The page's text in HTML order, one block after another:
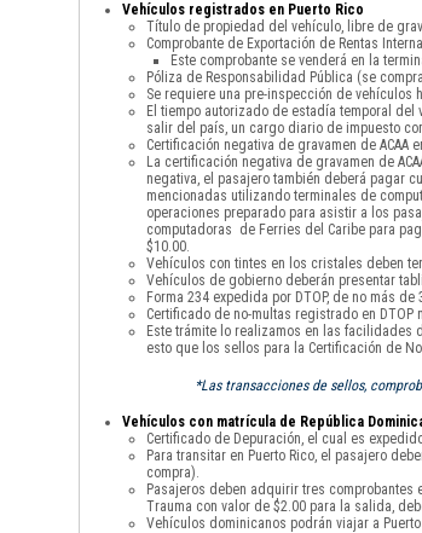
Vehículos registrados en Puerto Rico
Título de propiedad del vehículo, libre de
Comprobante de Exportación de Rentas
Este comprobante se venderá en la
Póliza de Responsabilidad Pública (se
Se requiere una pre-inspección de
El tiempo autorizado de estadía temporal
salir del país, un cargo diario de impuesto
Certificación negativa de gravamen de
La certificación negativa de gravamen de
negativa, el pasajero también deberá pagar
mencionadas utilizando terminales de
operaciones preparado para asistir a los
computadoras de Ferries del Caribe para
$10.00.
Vehículos con tintes en los cristales deben
Vehículos de gobierno deberán presentar
Forma 234 expedida por DTOP, de no más
Certificado de no-multas registrado en
Este trámite lo realizamos en las facilidades
esto que los sellos para la Certificación de
*Las transacciones de sellos,
Vehículos con matrícula de República
Certificado de Depuración, el cual es
Para transitar en Puerto Rico, el pasajero
compra).
Pasajeros deben adquirir tres comprobantes
Trauma con valor de $2.00 para la salida,
Vehículos dominicanos podrán viajar a